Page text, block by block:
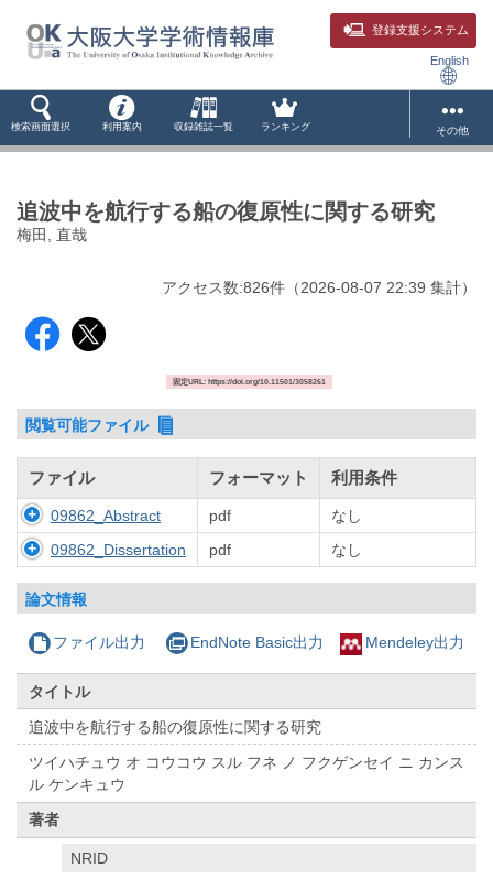
登録支援システム
English
検索画面選択 利用案内 収録雑誌一覧 ランキング その他
追波中を航行する船の復原性に関する研究
梅田, 直哉
アクセス数:826件 （2026-08-07 22:39 集計）
固定URL: https://doi.org/10.11501/3058261
閲覧可能ファイル
ファイル フォーマット 利用条件
09862_Abstract pdf
なし
09862_Dissertation
pdf なし
論文情報
ファイル出力 EndNote Basic出力 Mendeley出力
タイトル
追波中を航行する船の復原性に関する研究
ツイハチュウ オ コウコウ スル フネ ノ フクゲンセイ ニ カンス
ル ケンキュウ
著者
NRID